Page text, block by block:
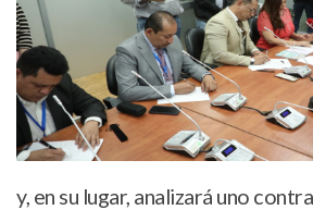
y, en su lugar, analizará uno